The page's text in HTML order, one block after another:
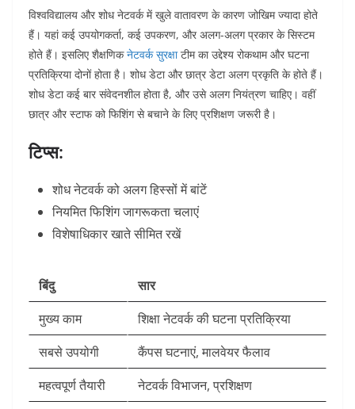
विश्वविद्यालय और शोध नेटवर्क में खुले वातावरण के कारण जोखिम ज्यादा होते
हैं। यहां कई उपयोगकर्ता, कई उपकरण, और अलग-अलग प्रकार के सिस्टम
होते हैं। इसलिए शैक्षणिकनेटवर्क सुरक्षाटीम का उद्देश्य रोकथाम और घटना
प्रतिक्रिया दोनों होता है। शोध डेटा और छात्र डेटा अलग प्रकृति के होते हैं।
शोध डेटा कई बार संवेदनशील होता है, और उसे अलग नियंत्रण चाहिए। वहीं
छात्र और स्टाफ को फिशिंग से बचाने के लिए प्रशिक्षण जरूरी है।
टिप्स:
शोध नेटवर्क को अलग हिस्सों में बांटें
नियमित फिशिंग जागरूकता चलाएं
विशेषाधिकार खाते सीमित रखें
बिंदु
सार
मुख्य काम
शिक्षा नेटवर्क की घटना प्रतिक्रिया
सबसे उपयोगी
कैंपस घटनाएं, मालवेयर फैलाव
महत्वपूर्ण तैयारी
नेटवर्क विभाजन, प्रशिक्षण